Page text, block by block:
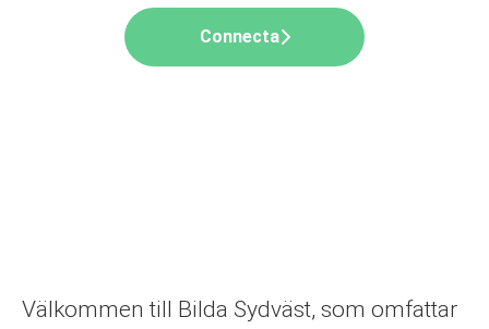
Connecta
Välkommen till Bilda Sydväst, som omfattar